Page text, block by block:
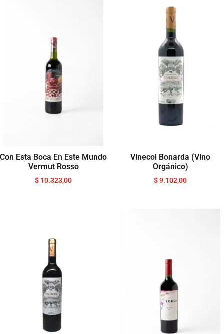
Con Esta Boca En Este Mundo
Vermut Rosso
$ 10.323,00
Vinecol Bonarda (Vino
Orgánico)
$9.102,00